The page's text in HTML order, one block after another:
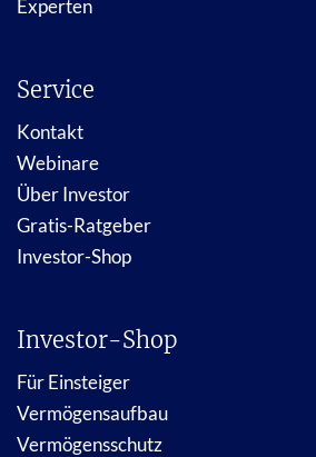
Experten
Service
Kontakt
Webinare
Über Investor
Gratis-Ratgeber
Investor-Shop
Investor-Shop
Für Einsteiger
Vermögensaufbau
Vermögensschutz